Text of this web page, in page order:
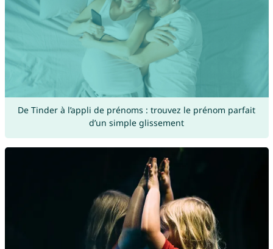
De Tinder à l’appli de prénoms : trouvez le prénom parfait
d’un simple glissement